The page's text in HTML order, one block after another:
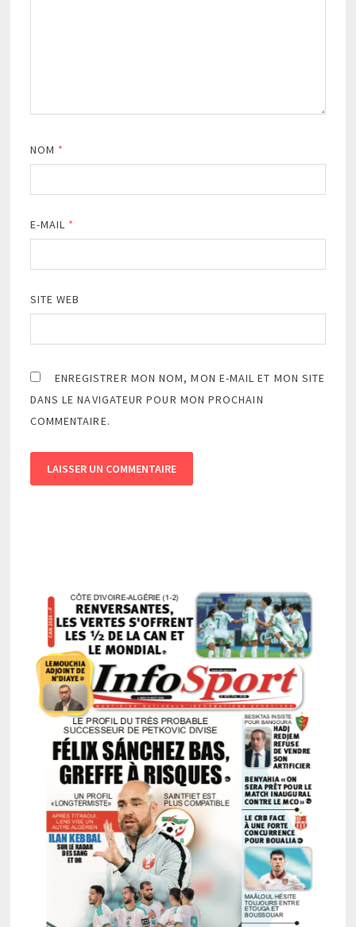
NOM *
E-MAIL *
SITE WEB
ENREGISTRER MON NOM, MON E-MAIL ET MON SITE
DANS LE NAVIGATEUR POUR MON PROCHAIN
COMMENTAIRE.